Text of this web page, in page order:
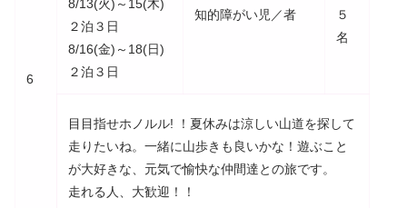
6
8/13(火)～15(木)
２泊３日
8/16(金)～18(日)
２泊３日
知的障がい児／者
５
名
目目指せホノルル! ！夏休みは涼しい山道を探して
走りたいね。一緒に山歩きも良いかな！遊ぶこと
が大好きな、元気で愉快な仲間達との旅です。
走れる人、大歓迎！！